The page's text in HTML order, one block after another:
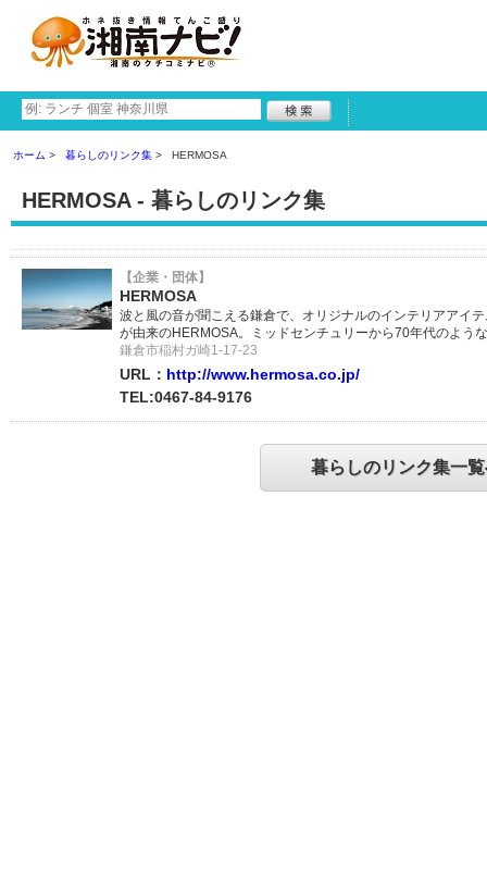
ホーム 暮らしのリンク集 HERMOSA
HERMOSA - 暮らしのリンク集
【企業・団体】
HERMOSA
波と風の音が聞こえる鎌倉で、オリジナルのインテリアアイ
が由来のHERMOSA。ミッドセンチュリーから70年代のよう
鎌倉市稲村ガ崎1-17-23
URL： http://www.hermosa.co.jp/
TEL:0467-84-9176
暮らしのリンク集一